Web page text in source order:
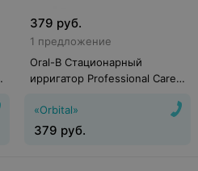
379 руб.
1 предложение
Oral-B Стационарный
ирригатор Professional Care
«Orbital»
379 руб.